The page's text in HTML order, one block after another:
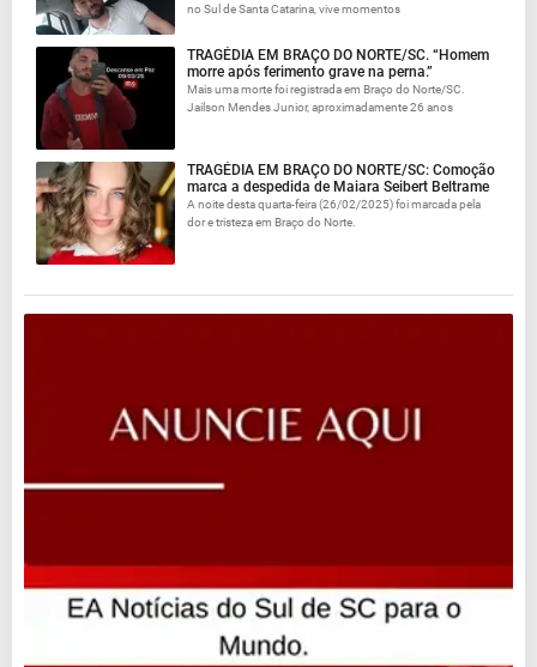
no Sul de Santa Catarina, vive momentos
TRAGÉDIA EM BRAÇO DO NORTE/SC. “Homem
morre após ferimento grave na perna.”
Mais uma morte foi registrada em Braço do Norte/SC.
Jailson Mendes Junior, aproximadamente 26 anos
TRAGÉDIA EM BRAÇO DO NORTE/SC: Comoção
marca a despedida de Maiara Seibert Beltrame
A noite desta quarta-feira (26/02/2025) foi marcada pela
dor e tristeza em Braço do Norte.